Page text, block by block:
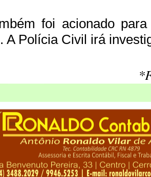
foi acionado
A Polícia Civil irá